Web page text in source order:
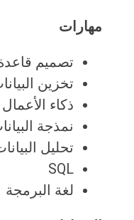
مهارات
تصميم قاعدة
تخزين
ذكاء الأعمال
نمذجة
تحليل
SQL
لغة البرمجة